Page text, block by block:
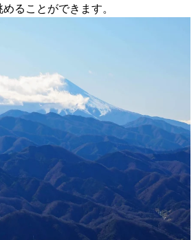
ることができます。